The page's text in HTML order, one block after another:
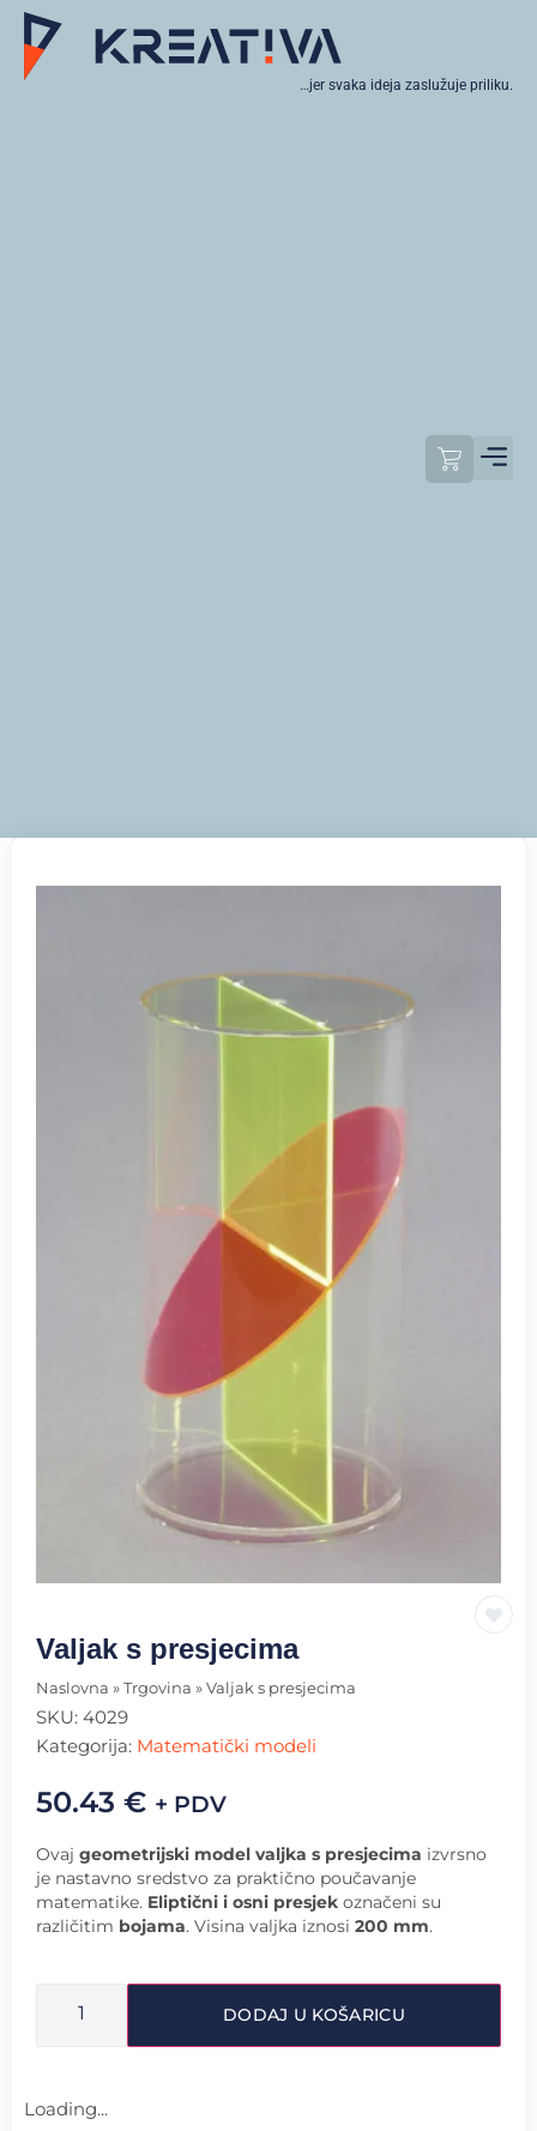
…jer svaka ideja zaslužuje priliku.
Valjak s presjecima
Naslovna » Trgovina » Valjak s presjecima
SKU: 4029
Kategorija: Matematički modeli
50.43 € + PDV
Ovaj geometrijski model valjka s presjecima izvrsno
je nastavno sredstvo za praktično poučavanje
matematike. Eliptični i osni presjek označeni su
različitim bojama. Visina valjka iznosi 200 mm.
DODAJ U KOŠARICU
Loading...